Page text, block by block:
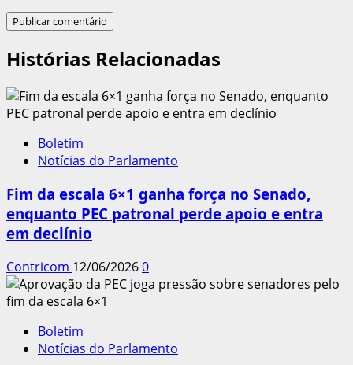
Histórias Relacionadas
Boletim
Notícias do Parlamento
Fim da escala 6×1 ganha força no Senado,
enquanto PEC patronal perde apoio e entra
em declínio
Contricom 12/06/20260
Boletim
Notícias do Parlamento